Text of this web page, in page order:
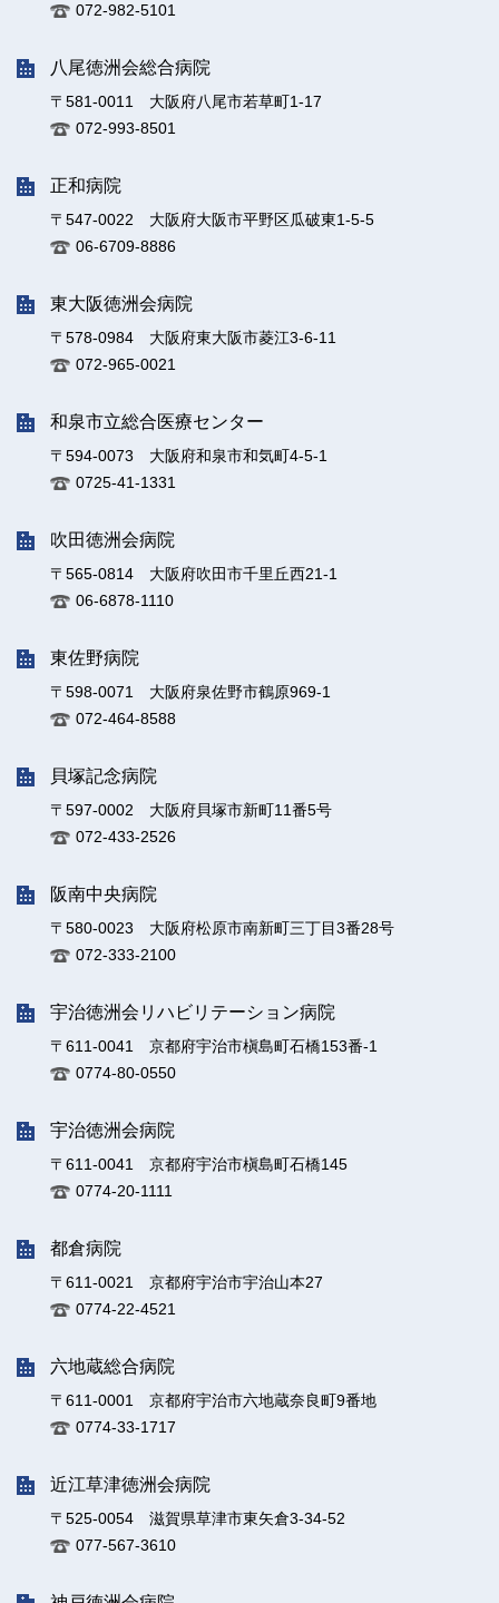
072-982-5101
八尾徳洲会総合病院
〒581-0011 大阪府八尾市若草町1-17
072-993-8501
正和病院
〒547-0022 大阪府大阪市平野区瓜破東1-5-5
06-6709-8886
東大阪徳洲会病院
〒578-0984 大阪府東大阪市菱江3-6-11
072-965-0021
和泉市立総合医療センター
〒594-0073 大阪府和泉市和気町4-5-1
0725-41-1331
吹田徳洲会病院
〒565-0814 大阪府吹田市千里丘西21-1
06-6878-1110
東佐野病院
〒598-0071 大阪府泉佐野市鶴原969-1
072-464-8588
貝塚記念病院
〒597-0002 大阪府貝塚市新町11番5号
072-433-2526
阪南中央病院
〒580-0023 大阪府松原市南新町三丁目3番28号
072-333-2100
宇治徳洲会リハビリテーション病院
〒611-0041 京都府宇治市槇島町石橋153番-1
0774-80-0550
宇治徳洲会病院
〒611-0041 京都府宇治市槇島町石橋145
0774-20-1111
都倉病院
〒611-0021 京都府宇治市宇治山本27
0774-22-4521
六地蔵総合病院
〒611-0001 京都府宇治市六地蔵奈良町9番地
0774-33-1717
近江草津徳洲会病院
〒525-0054 滋賀県草津市東矢倉3-34-52
077-567-3610